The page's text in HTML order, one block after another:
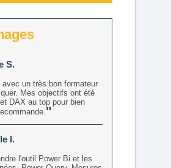
S.
un très bon formateur
Mes objectifs ont été
DAX au top pour bien
I.
l'outil Power Bi et les